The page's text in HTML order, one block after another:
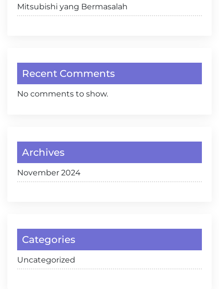
Mitsubishi yang Bermasalah
Recent Comments
No comments to show.
Archives
November 2024
Categories
Uncategorized